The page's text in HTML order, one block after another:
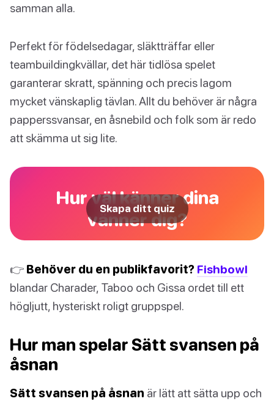
samman alla.
Perfekt för födelsedagar, släktträffar eller
teambuildingkvällar, det här tidlösa spelet
garanterar skratt, spänning och precis lagom
mycket vänskaplig tävlan. Allt du behöver är några
papperssvansar, en åsnebild och folk som är redo
att skämma ut sig lite.
Hur väl känner dina
vänner dig?
Skapa ditt quiz
👉 Behöver du en publikfavorit? Fishbowl
blandar Charader, Taboo och Gissa ordet till ett
högljutt, hysteriskt roligt gruppspel.
Hur man spelar Sätt svansen på
åsnan
Sätt svansen på åsnan är lätt att sätta upp och